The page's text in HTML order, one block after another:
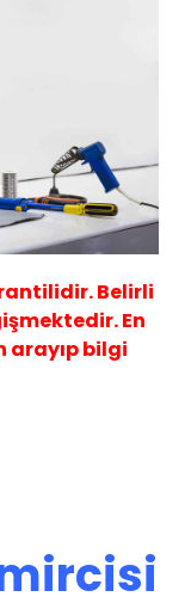
Belirli
En
arayıp bilgi